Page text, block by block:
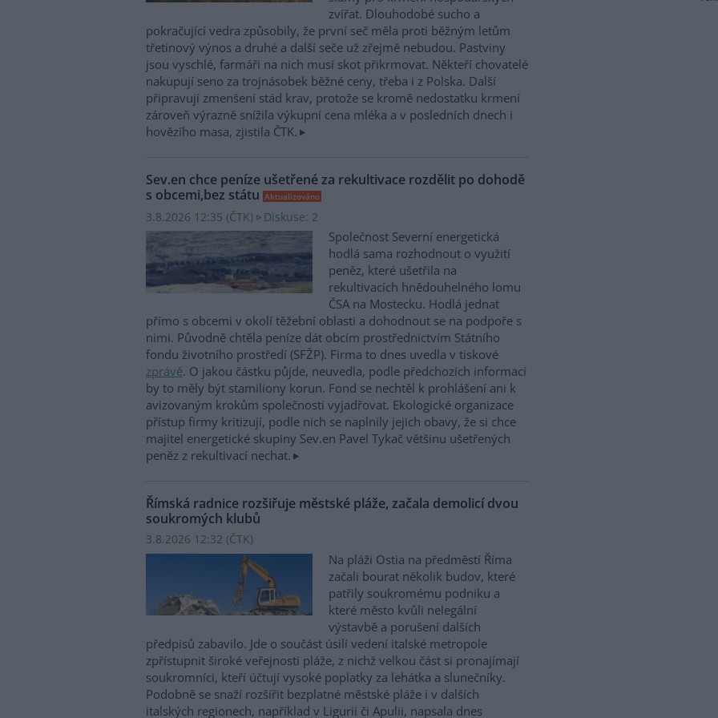
zvířat. Dlouhodobé sucho a
pokračující vedra způsobily, že první seč měla proti běžným letům
třetinový výnos a druhé a další seče už zřejmě nebudou. Pastviny
jsou vyschlé, farmáři na nich musí skot přikrmovat. Někteří chovatelé
nakupují seno za trojnásobek běžné ceny, třeba i z Polska. Další
připravují zmenšení stád krav, protože se kromě nedostatku krmení
zároveň výrazně snížila výkupní cena mléka a v posledních dnech i
hovězího masa, zjistila ČTK.
Sev.en chce peníze ušetřené za rekultivace rozdělit po dohodě
s obcemi,bez státu Aktualizováno
3.8.2026 12:35 (ČTK) Diskuse: 2
Společnost Severní energetická
hodlá sama rozhodnout o využití
peněz, které ušetřila na
rekultivacích hnědouhelného lomu
ČSA na Mostecku. Hodlá jednat
přímo s obcemi v okolí těžební oblasti a dohodnout se na podpoře s
nimi. Původně chtěla peníze dát obcím prostřednictvím Státního
fondu životního prostředí (SFŽP). Firma to dnes uvedla v tiskové
zprávě. O jakou částku půjde, neuvedla, podle předchozích informací
by to měly být stamiliony korun. Fond se nechtěl k prohlášení ani k
avizovaným krokům společnosti vyjadřovat. Ekologické organizace
přístup firmy kritizují, podle nich se naplnily jejich obavy, že si chce
majitel energetické skupiny Sev.en Pavel Tykač většinu ušetřených
peněz z rekultivací nechat.
Římská radnice rozšiřuje městské pláže, začala demolicí dvou
soukromých klubů
3.8.2026 12:32 (ČTK)
Na pláži Ostia na předměstí Říma
začali bourat několik budov, které
patřily soukromému podniku a
které město kvůli nelegální
výstavbě a porušení dalších
předpisů zabavilo. Jde o součást úsilí vedení italské metropole
zpřístupnit široké veřejnosti pláže, z nichž velkou část si pronajímají
soukromníci, kteří účtují vysoké poplatky za lehátka a slunečníky.
Podobně se snaží rozšířit bezplatné městské pláže i v dalších
italských regionech, například v Ligurii či Apulii, napsala dnes